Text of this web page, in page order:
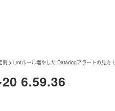
例 > Lintルール増やした Datadogアラートの見方
6.59.36